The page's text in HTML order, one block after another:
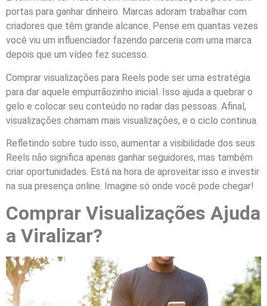
portas para ganhar dinheiro. Marcas adoram trabalhar com
criadores que têm grande alcance. Pense em quantas vezes
você viu um influenciador fazendo parceria com uma marca
depois que um vídeo fez sucesso.
Comprar visualizações para Reels pode ser uma estratégia
para dar aquele empurrãozinho inicial. Isso ajuda a quebrar o
gelo e colocar seu conteúdo no radar das pessoas. Afinal,
visualizações chamam mais visualizações, e o ciclo continua.
Refletindo sobre tudo isso, aumentar a visibilidade dos seus
Reels não significa apenas ganhar seguidores, mas também
criar oportunidades. Está na hora de aproveitar isso e investir
na sua presença online. Imagine só onde você pode chegar!
Comprar Visualizações Ajuda
a Viralizar?